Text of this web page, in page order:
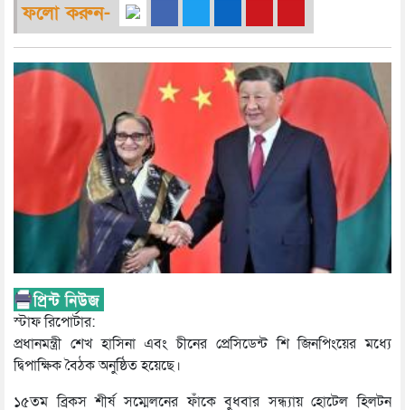
ফলো করুন-
স্টাফ রিপোর্টার:
প্রধানমন্ত্রী শেখ হাসিনা এবং চীনের প্রেসিডেন্ট শি জিনপিংয়ের মধ্যে
দ্বিপাক্ষিক বৈঠক অনুষ্ঠিত হয়েছে।
১৫তম ব্রিকস শীর্ষ সম্মেলনের ফাঁকে বুধবার সন্ধ্যায় হোটেল হিলটন